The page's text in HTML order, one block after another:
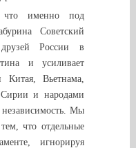
именно под
Советский
России в
и усиливает
Китая, Вьетнама,
и народами
Мы
что отдельные
игнорируя